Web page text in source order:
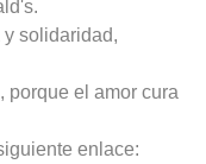
y solidaridad,
porque el amor cura
enlace: